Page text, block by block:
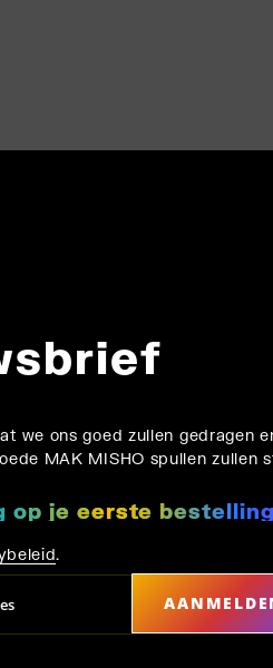
we ons goed zullen gedragen
MAK MISHO spullen zullen
op je eerste
.